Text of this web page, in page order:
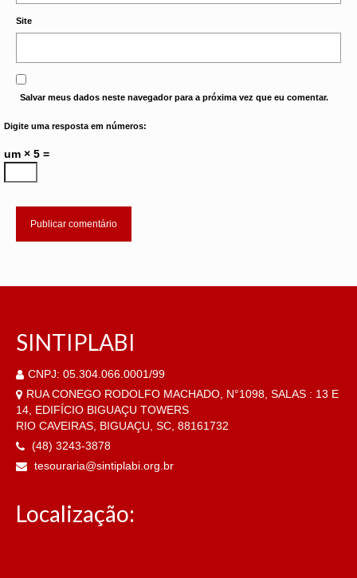
Site
Salvar meus dados neste navegador para a próxima vez que eu comentar.
Digite uma resposta em números:
um × 5 =
SINTIPLABI
CNPJ: 05.304.066.0001/99
RUA CONEGO RODOLFO MACHADO, N°1098, SALAS : 13 E
14, EDIFÍCIO BIGUAÇU TOWERS
RIO CAVEIRAS, BIGUAÇU, SC, 88161732
(48) 3243-3878
tesouraria@sintiplabi.org.br
Localização: